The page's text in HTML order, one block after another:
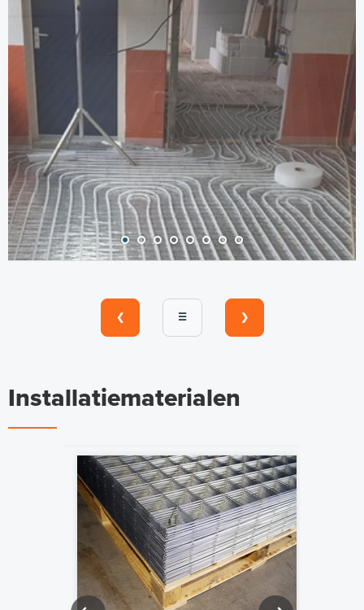
❮ ☰ ❯
Installatiematerialen